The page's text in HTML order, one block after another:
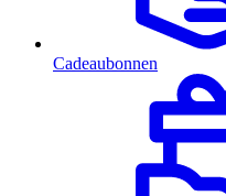
Cadeaubonnen